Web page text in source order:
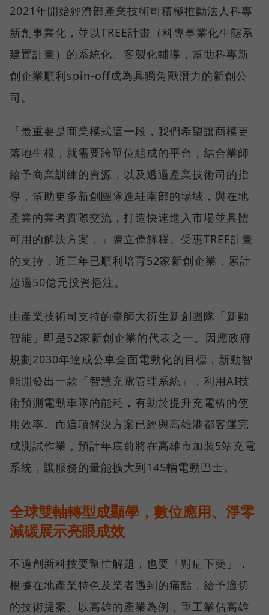
2021年開始經濟部產業技術司積極推動法人科專
新創事業化，並以TREE計畫（科專事業化生態系
建置計畫）的系統化、客製化輔導，幫助科專新
創企業順利spin-off成為具獨角獸潛力的新創公
司。
「最重要是商業模式這一段，我們希望讓商模更
落地生根，就需要跨單位組成的平台，結合業師
給予商業訓練的資源，以及透過產業技術司的指
導，幫助更多新創團隊進駐南部的場域，與在地
產業的業者實際交流，打造快速進入市場並具體
可用的解決方案，」陳立偉解釋。受惠TREE計畫
的支持，近三年已順利培育52家新創企業，累計
超過50億元投資挹注。
由產業技術司支持的臺師大衍生新創團隊「新動
智能」即是52家新創企業的代表之一。因應政府
規劃2030年達成公車全面電動化的目標，新動智
能開發出一款「智慧充電管理系統」，利用AI技
術預測電動車隊的能耗，有助於提升充電樁的使
用效率。而這項解決方案已經與高雄港都客運完
成測試作業，預計年底前將在高雄市加裝5站充電
系統，讓服務的量能擴大到145輛電動巴士。
全球雙軸轉型成顯學，數位應用、淨零
減碳展示亮眼成效
不過創新科技要幫忙解題，也要「對症下藥」，
根據在地產業特色及業者遇到的痛點，給予適切
的技術提案。以高雄的產業為例，重工業佔高雄